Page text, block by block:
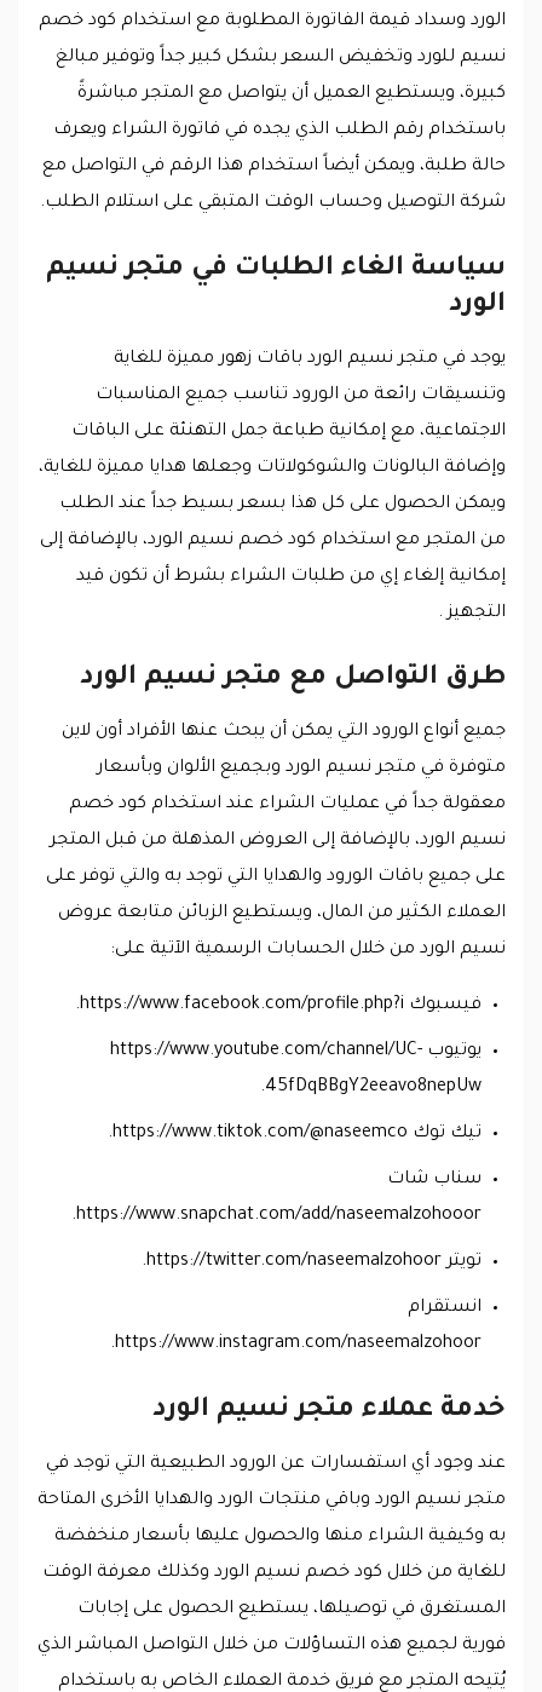
الورد وسداد قيمة الفاتورة المطلوبة مع استخدام كود خصم
نسيم للورد وتخفيض السعر بشكل كبير جداً وتوفير مبالغ
كبيرة، ويستطيع العميل أن يتواصل مع المتجر مباشرةً
باستخدام رقم الطلب الذي يجده في فاتورة الشراء ويعرف
حالة طلبة، ويمكن أيضاً استخدام هذا الرقم في التواصل مع
شركة التوصيل وحساب الوقت المتبقي على استلام الطلب.
سياسة الغاء الطلبات في متجر نسيم
الورد
يوجد في متجر نسيم الورد باقات زهور مميزة للغاية
وتنسيقات رائعة من الورود تناسب جميع المناسبات
الاجتماعية، مع إمكانية طباعة جمل التهنئة على الباقات
وإضافة البالونات والشوكولاتات وجعلها هدايا مميزة للغاية،
ويمكن الحصول على كل هذا بسعر بسيط جداً عند الطلب
من المتجر مع استخدام كود خصم نسيم الورد، بالإضافة إلى
إمكانية إلغاء إي من طلبات الشراء بشرط أن تكون قيد
التجهيز .
طرق التواصل مع متجر نسيم الورد
جميع أنواع الورود التي يمكن أن يبحث عنها الأفراد أون لاين
متوفرة في متجر نسيم الورد وبجميع الألوان وبأسعار
معقولة جداً في عمليات الشراء عند استخدام كود خصم
نسيم الورد، بالإضافة إلى العروض المذهلة من قبل المتجر
على جميع باقات الورود والهدايا التي توجد به والتي توفر على
العملاء الكثير من المال، ويستطيع الزبائن متابعة عروض
نسيم الورد من خلال الحسابات الرسمية الآتية على:
فيسبوك https://www.facebook.com/profile.php?i.
يوتيوب https://www.youtube.com/channel/UC-
45fDqBBgY2eeavo8nepUw.
تيك توك https://www.tiktok.com/@naseemco.
سناب شات
https://www.snapchat.com/add/naseemalzohooor.
تويتر https://twitter.com/naseemalzohoor.
انستقرام
https://www.instagram.com/naseemalzohoor.
خدمة عملاء متجر نسيم الورد
عند وجود أي استفسارات عن الورود الطبيعية التي توجد في
متجر نسيم الورد وباقي منتجات الورد والهدايا الأخرى المتاحة
به وكيفية الشراء منها والحصول عليها بأسعار منخفضة
للغاية من خلال كود خصم نسيم الورد وكذلك معرفة الوقت
المستغرق في توصيلها، يستطيع الحصول على إجابات
فورية لجميع هذه التساؤلات من خلال التواصل المباشر الذي
يُتيحه المتجر مع فريق خدمة العملاء الخاص به باستخدام